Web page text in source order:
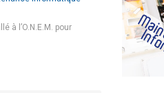
à l’O.N.E.M. pour